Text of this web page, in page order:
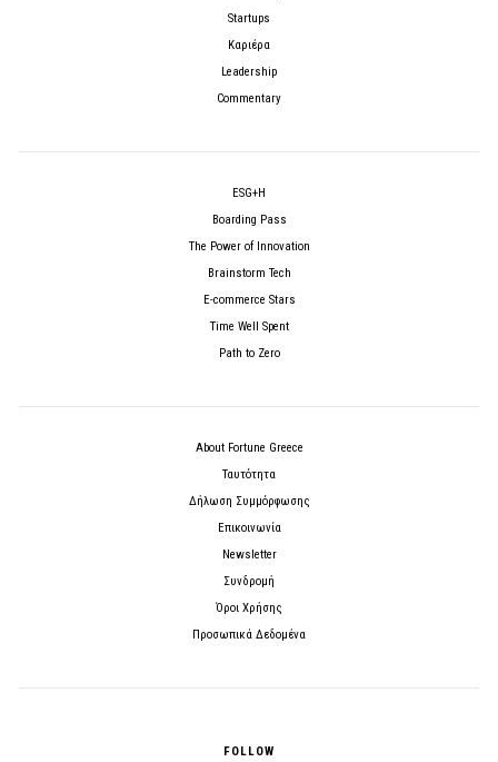
Startups
Καριέρα
Leadership
Commentary
ESG+H
Boarding Pass
The Power of Innovation
Brainstorm Tech
E-commerce Stars
Time Well Spent
Path to Zero
About Fortune Greece
Ταυτότητα
Δήλωση Συμμόρφωσης
Επικοινωνία
Newsletter
Συνδρομή
Όροι Χρήσης
Προσωπικά Δεδομένα
FOLLOW